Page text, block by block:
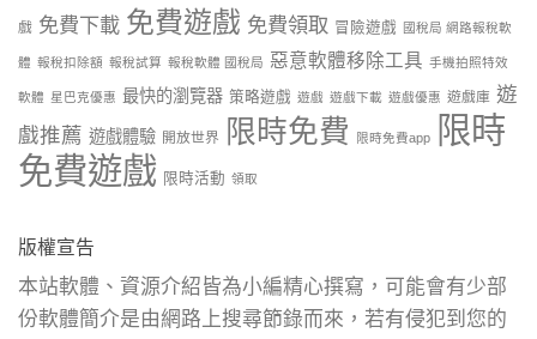
戲 免費下載 免費遊戲 免費領取 冒險遊戲 國稅局 網路報稅軟
體 報稅扣除額 報稅試算 報稅軟體 國稅局 惡意軟體移除工具 手機拍照特效
軟體 星巴克優惠 最快的瀏覽器 策略遊戲 遊戲 遊戲下載 遊戲優惠 遊戲庫 遊
戲推薦 遊戲體驗 開放世界 限時免費 限時免費app
限時
免費遊戲 限時活動 領取
版權宣告
本站軟體、資源介紹皆為小編精心撰寫，可能會有少部
份軟體簡介是由網路上搜尋節錄而來，若有侵犯到您的